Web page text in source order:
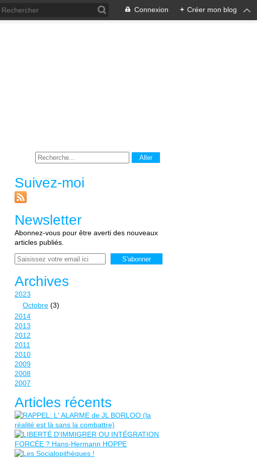
Connexion + Créer mon blog
Suivez-moi
Newsletter
Abonnez-vous pour être averti des nouveaux
articles publiés.
Email
Archives
2023
Octobre (3)
2014
2013
2012
2011
2010
2009
2008
2007
Articles récents